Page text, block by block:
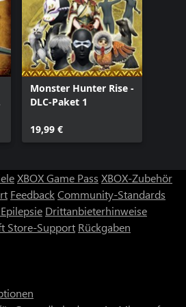
Monster Hunter Rise -
DLC-Paket 1
19,99 €
XBOX Game Pass XBOX-Zubehör
FeedbackCommunity-Standards
Drittanbieterhinweise
Store-Support Rückgaben